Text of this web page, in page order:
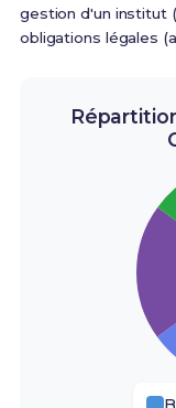
gestion d'un institut
obligations légales